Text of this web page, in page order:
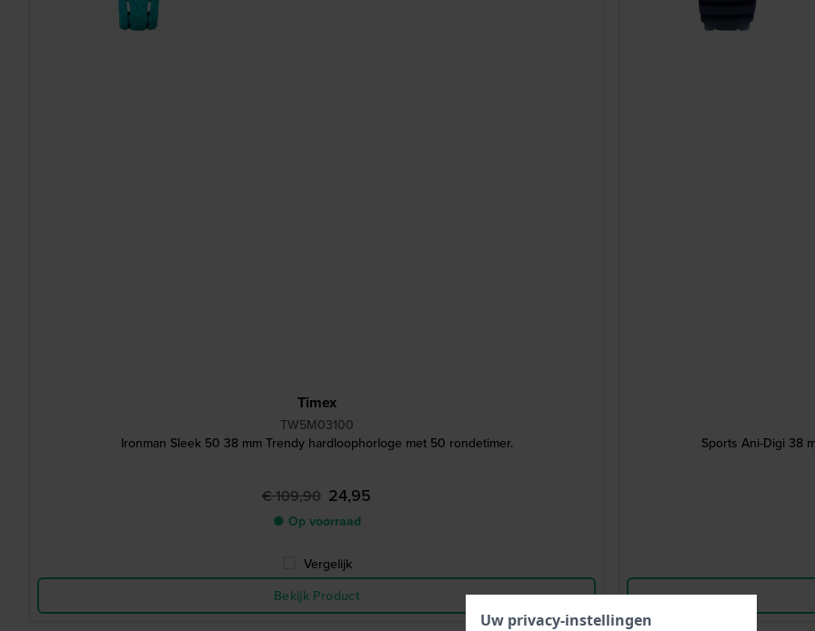
Timex
TW5M03100
Ironman Sleek 50 38 mm Trendy hardloophorloge met 50 rondetimer.
€ 109,90 24,95
● Op voorraad
Vergelijk
Bekijk Product
Sports Ani-Digi 38
Uw privacy-instellingen